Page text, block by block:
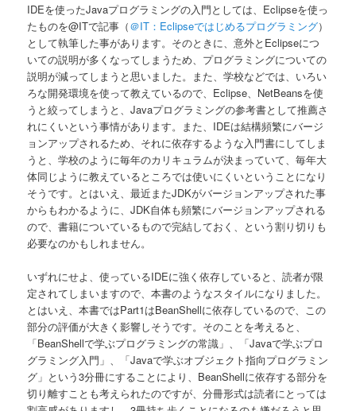
IDEを使ったJavaプログラミングの入門としては、Eclipseを使っ
たものを@ITで記事（＠IT：Eclipseではじめるプログラミング）
として執筆した事があります。そのときに、意外とEclipseにつ
いての説明が多くなってしまうため、プログラミングについての
説明が減ってしまうと思いました。また、学校などでは、いろい
ろな開発環境を使って教えているので、Eclipse、NetBeansを使
うと絞ってしまうと、Javaプログラミングの参考書として推薦さ
れにくいという事情があります。また、IDEは結構頻繁にバージ
ョンアップされるため、それに依存するような入門書にしてしま
うと、学校のように毎年のカリキュラムが決まっていて、毎年大
体同じように教えているところでは使いにくいということになり
そうです。とはいえ、最近またJDKがバージョンアップされた事
からもわかるように、JDK自体も頻繁にバージョンアップされる
ので、書籍についているもので完結しておく、という割り切りも
必要なのかもしれません。
いずれにせよ、使っているIDEに強く依存していると、読者が限
定されてしまいますので、本書のようなスタイルになりました。
とはいえ、本書ではPart1はBeanShellに依存しているので、この
部分の評価が大きく影響しそうです。そのことを考えると、
「BeanShellで学ぶプログラミングの常識」、「Javaで学ぶプロ
グラミング入門」、「Javaで学ぶオブジェクト指向プログラミン
グ」という3分冊にすることにより、BeanShellに依存する部分を
切り離すことも考えられたのですが、分冊形式は読者にとっては